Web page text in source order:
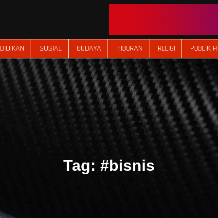
SOSIAL BUDAYA HIBURAN RELIGI PUBLIK
Tag: #bisnis